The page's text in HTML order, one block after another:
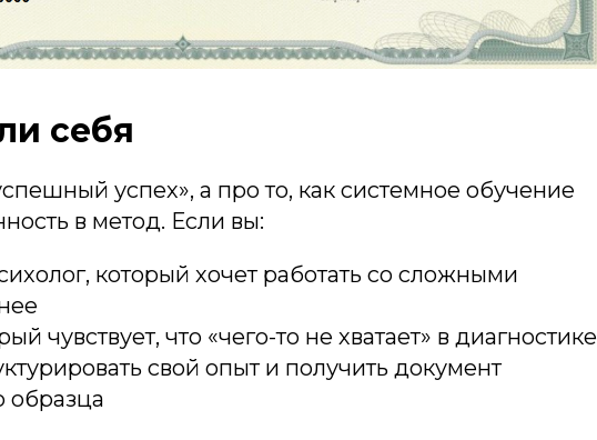
себя
успех», а про то, как системное обучение
в метод. Если вы:
который хочет работать со сложными
чувствует, что «чего-то не хватает» в диагностике
свой опыт и получить документ
образца